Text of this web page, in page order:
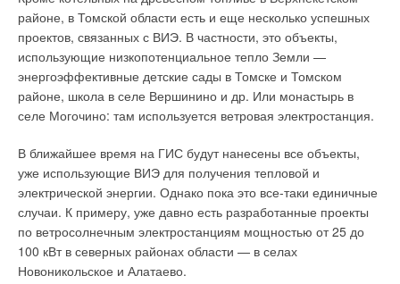
районе, в Томской области есть и еще несколько успешных
проектов, связанных с ВИЭ. В частности, это объекты,
использующие низкопотенциальное тепло Земли —
энергоэффективные детские сады в Томске и Томском
районе, школа в селе Вершинино и др. Или монастырь в
селе Могочино: там используется ветровая электростанция.
В ближайшее время на ГИС будут нанесены все объекты,
уже использующие ВИЭ для получения тепловой и
электрической энергии. Однако пока это все-таки единичные
случаи. К примеру, уже давно есть разработанные проекты
по ветросолнечным электростанциям мощностью от 25 до
100 кВт в северных районах области — в селах
Новоникольское и Алатаево.
регулирующего органа (клапана) на значение его
номинального (полного) хода.
В случае оборудования REHAU, зона пропорциональности,
регулируемая в режиме отопления и охлаждения, это —
параметр, который отвечает за то, насколько быстро система
реагирует (и реагирует ли вообще) на кратковременные
возникнуть, например, при открытии окна для недолгого
проветривания, когда температура воздуха падает лишь на
несколько минут, а затем начинает подниматься вновь.
Внешний таймер
В «стандартной» схеме все терморегуляторы Nea работают